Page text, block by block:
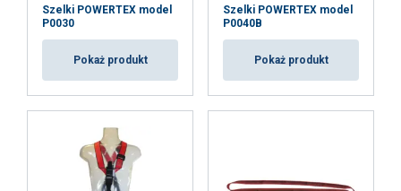
Szelki POWERTEX model
P0030
Pokaż produkt
Szelki POWERTEX model
P0040B
Pokaż produkt